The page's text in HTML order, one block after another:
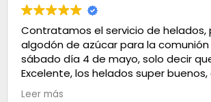
Contratamos el servicio de helados,
algodón de azúcar para la
sábado día 4 de mayo, solo decir
Excelente, los helados super
100. Muchas gracias
Leer más